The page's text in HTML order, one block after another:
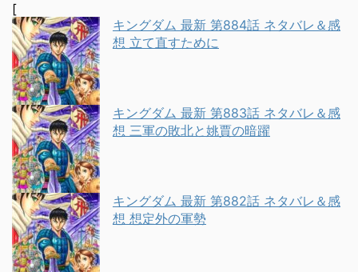
[
キングダム 最新 第884話 ネタバレ＆感
想 立て直すために
キングダム 最新 第883話 ネタバレ＆感
想 三軍の敗北と姚賈の暗躍
キングダム 最新 第882話 ネタバレ＆感
想 想定外の軍勢